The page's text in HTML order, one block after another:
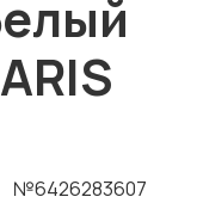
№6426283607